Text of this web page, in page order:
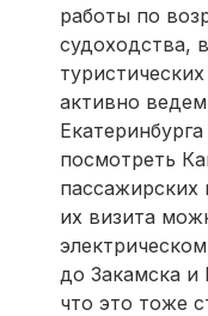
работы по
судоходства,
активно
посмотреть
их визита
до Закамска и
что это тоже